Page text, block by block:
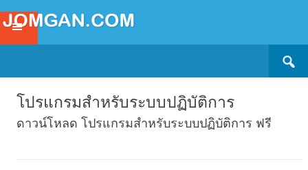
โปรแกรมสำหรับระบบปฏิบัติการ
ดาวน์โหลด โปรแกรมสำหรับระบบปฏิบัติการ ฟรี